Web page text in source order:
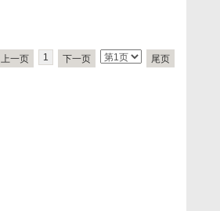
上一页 1 下一页 尾页